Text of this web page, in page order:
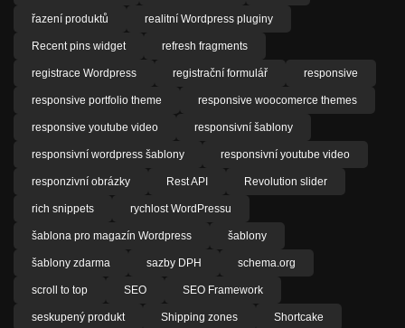
řazení produktů realitní Wordpress pluginy
Recent pins widget refresh fragments
registrace Wordpress registrační formulář responsive
responsive portfolio theme responsive woocomerce themes
responsive youtube video responsivní šablony
responsivní wordpress šablony responsivní youtube video
responzivní obrázky Rest API Revolution slider
rich snippets rychlost WordPressu
šablona pro magazín Wordpress šablony
šablony zdarma sazby DPH schema.org
scroll to top SEO SEO Framework
seskupený produkt Shipping zones Shortcake